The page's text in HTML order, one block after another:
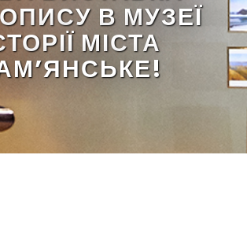
В МУЗЕЇ
МІСТА